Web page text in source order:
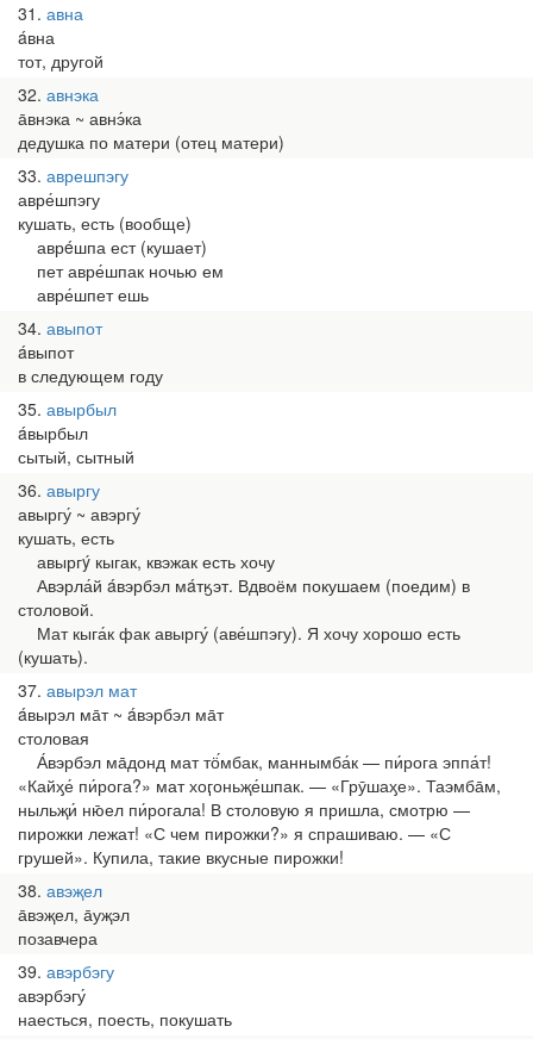
31 авна
áвна
тот, другой
32 авнэка
а̄внэка ~ авнэ́ка
дедушка по матери (отец матери)
33 аврешпэгу
авре́шпэгу
кушать, есть (вообще)
аврéшпа ест (кушает)
пет авре́шпак ночью ем
авре́шпет ешь
34 авыпот
áвыпот
в следующем году
35 авырбыл
áвырбыл
сытый, сытный
36 авыргу
авыргу́ ~ авэргу́
кушать, есть
авыргý кыгак, квэжак есть хочу
Авэрла́й áвэрбэл мáтӄэт. Вдвоём покушаем (поедим) в
столовой.
Мат кыга́к фак авыргу́ (аве́шпэгу). Я хочу хорошо есть
(кушать).
37 авырэл мат
áвырэл ма̄т ~ áвэрбэл ма̄т
столовая
А́вэрбэл ма̄донд мат тӧ́мбак, маннымба́к — пи́рога эппа́т!
«Кайӽе́ пи́рога?» мат хоӷоньҗе́шпак. — «Грӯшаӽе». Таэмба̄м,
ныльҗи́ ню̄ел пи́рогала! В столовую я пришла, смотрю —
пирожки лежат! «С чем пирожки?» я спрашиваю. — «С
грушей». Купила, такие вкусные пирожки!
38 авэҗел
а̄вэҗел, а̄уҗэл
позавчера
39 авэрбэгу
авэрбэгу́
наесться, поесть, покушать